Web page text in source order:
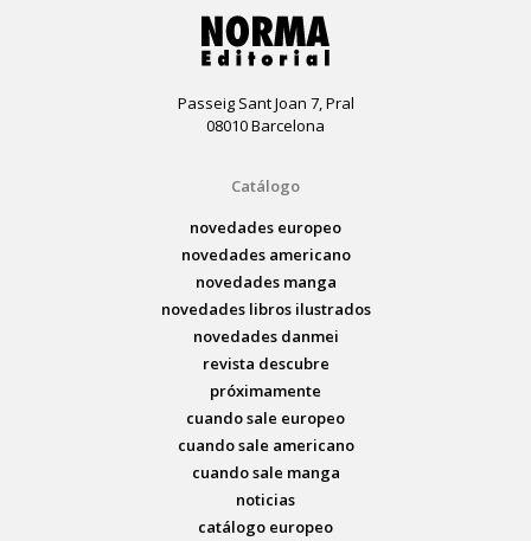
Passeig Sant Joan 7, Pral
08010 Barcelona
Catálogo
novedades europeo
novedades americano
novedades manga
novedades libros ilustrados
novedades danmei
revista descubre
próximamente
cuando sale europeo
cuando sale americano
cuando sale manga
noticias
catálogo europeo